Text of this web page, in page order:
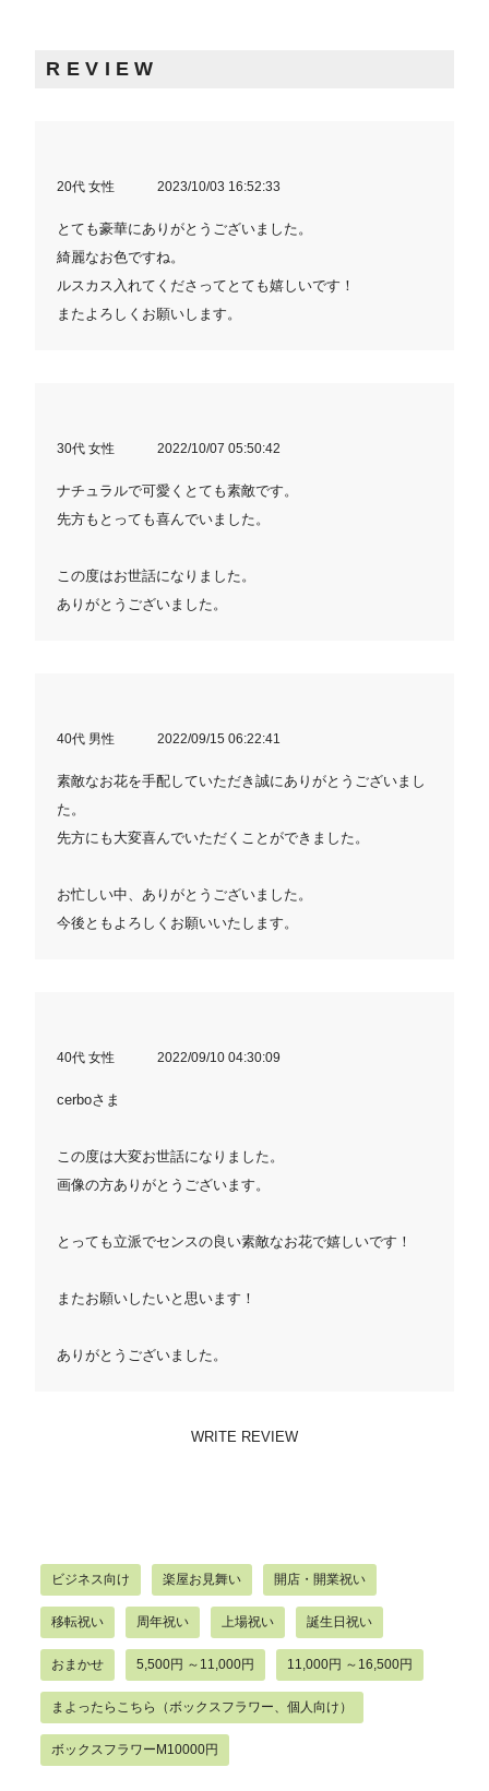
REVIEW
20代 女性 2023/10/03 16:52:33
とても豪華にありがとうございました。
綺麗なお色ですね。
ルスカス入れてくださってとても嬉しいです！
またよろしくお願いします。
30代 女性 2022/10/07 05:50:42
ナチュラルで可愛くとても素敵です。
先方もとっても喜んでいました。
この度はお世話になりました。
ありがとうございました。
40代 男性 2022/09/15 06:22:41
素敵なお花を手配していただき誠にありがとうございまし
た。
先方にも大変喜んでいただくことができました。
お忙しい中、ありがとうございました。
今後ともよろしくお願いいたします。
40代 女性 2022/09/10 04:30:09
cerboさま
この度は大変お世話になりました。
画像の方ありがとうございます。
とっても立派でセンスの良い素敵なお花で嬉しいです！
またお願いしたいと思います！
ありがとうございました。
WRITE REVIEW
ビジネス向け 楽屋お見舞い 開店・開業祝い
移転祝い 周年祝い 上場祝い 誕生日祝い
おまかせ 5,500円 ～11,000円 11,000円 ～16,500円
まよったらこちら（ボックスフラワー、個人向け）
ボックスフラワーM10000円